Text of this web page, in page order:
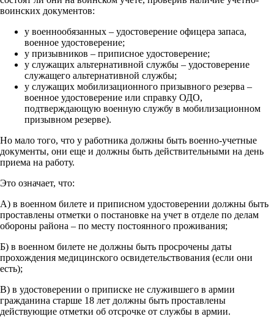
воинских документов:
у военнообязанных – удостоверение офицера запаса,
военное удостоверение;
у призывников – приписное удостоверение;
у служащих альтернативной службы – удостоверение
служащего альтернативной службы;
у служащих мобилизационного призывного резерва –
военное удостоверение или справку ОДО,
подтверждающую военную службу в мобилизационном
призывном резерве).
Но мало того, что у работника должны быть военно-учетные
документы, они еще и должны быть действительными на день
приема на работу.
Это означает, что:
А) в военном билете и приписном удостоверении должны быть
проставлены отметки о постановке на учет в отделе по делам
обороны района – по месту постоянного проживания;
Б) в военном билете не должны быть просрочены даты
прохождения медицинского освидетельствования (если они
есть);
В) в удостоверении о приписке не служившего в армии
гражданина старше 18 лет должны быть проставлены
действующие отметки об отсрочке от службы в армии.